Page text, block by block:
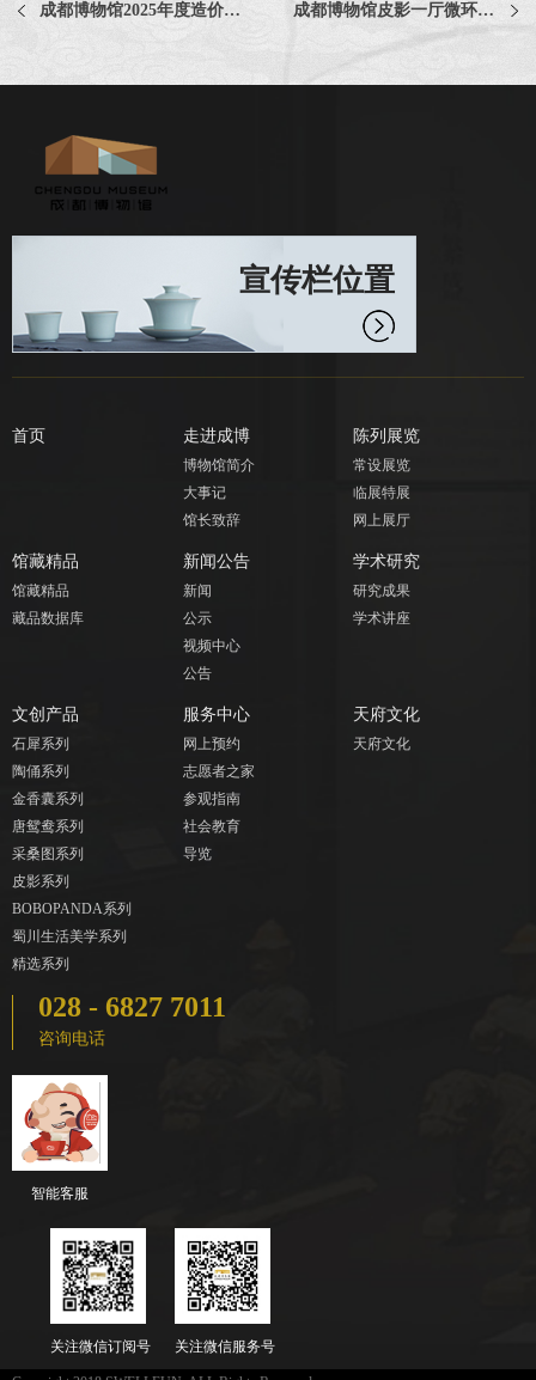
成都博物馆2025年度造价咨询服务采购项目评选公告 成都博物馆皮影一厅微环境调控设备2025 年度维保服务项目中选公告
宣传栏位置
首页 走进成博
博物馆简介
大事记
馆长致辞
陈列展览
常设展览
临展特展
网上展厅
馆藏精品
馆藏精品
藏品数据库
新闻公告
新闻
公示
视频中心
公告
学术研究
研究成果
学术讲座
文创产品
石犀系列
陶俑系列
金香囊系列
唐鸳鸯系列
采桑图系列
皮影系列
BOBOPANDA系列
蜀川生活美学系列
精选系列
服务中心
网上预约
志愿者之家
参观指南
社会教育
导览
天府文化
天府文化
028 - 6827 7011
咨询电话
智能客服
关注微信服务号
关注微信订阅号